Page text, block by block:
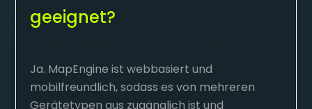
geeignet?
Ja. MapEngine ist webbasiert und
mobilfreundlich, sodass es von mehreren
Gerätetypen aus zugänglich ist und